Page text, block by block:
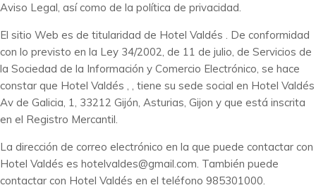
Aviso Legal, así como de la política de privacidad.
El sitio Web es de titularidad de Hotel Valdés . De conformidad
con lo previsto en la Ley 34/2002, de 11 de julio, de Servicios de
la Sociedad de la Información y Comercio Electrónico, se hace
constar que Hotel Valdés , , tiene su sede social en Hotel Valdés
Av de Galicia, 1, 33212 Gijón, Asturias, Gijon y que está inscrita
en el Registro Mercantil.
La dirección de correo electrónico en la que puede contactar con
Hotel Valdés es hotelvaldes@gmail.com. También puede
contactar con Hotel Valdés en el teléfono 985301000.